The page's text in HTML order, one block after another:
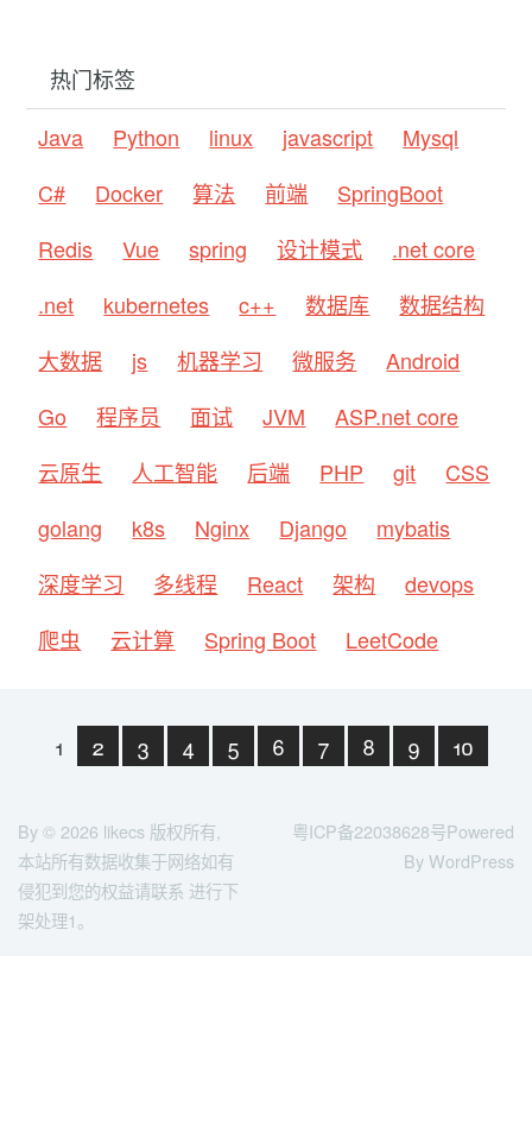
热门标签
Java
Python linux javascript
Mysql
C#
Docker 算法 前端
SpringBoot
Redis
Vue spring 设计模式
.net core
.net
kubernetes c++ 数据库
数据结构
大数据
js 机器学习 微服务
Android
Go
程序员 面试 JVM
ASP.net core
云原生
人工智能 后端 PHP git
CSS
golang
k8s Nginx Django
mybatis
深度学习
多线程 React 架构
devops
爬虫
云计算 Spring Boot LeetCode
1 2 3 4 5 6 7 8 9
10
By © 2026 likecs 版权所有,
本站所有数据收集于网络如有
侵犯到您的权益请联系 进行下
架处理1。
粤ICP备22038628号Powered
By WordPress